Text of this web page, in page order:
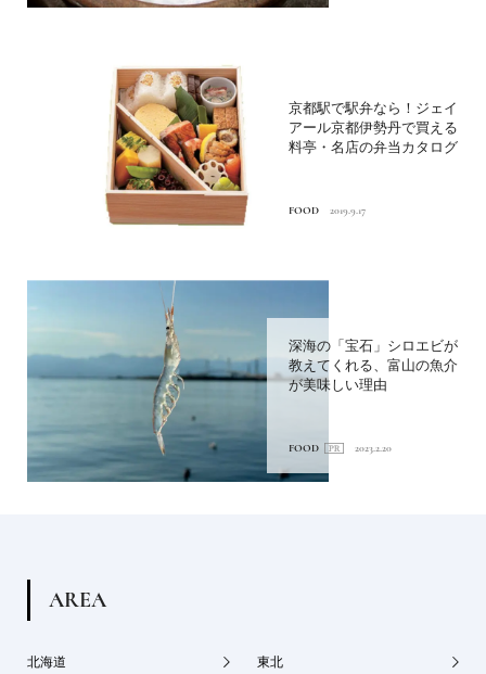
京都駅で駅弁なら！ジェイ
アール京都伊勢丹で買える
料亭・名店の弁当カタログ
FOOD 2019.9.17
深海の「宝石」シロエビが
教えてくれる、富山の魚介
が美味しい理由
FOOD 2023.2.20
AREA
北海道 東北